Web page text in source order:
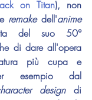
on Titan), non
remake dell'anime
del suo 50°
di dare all'opera
più cupa e
esempio dal
design